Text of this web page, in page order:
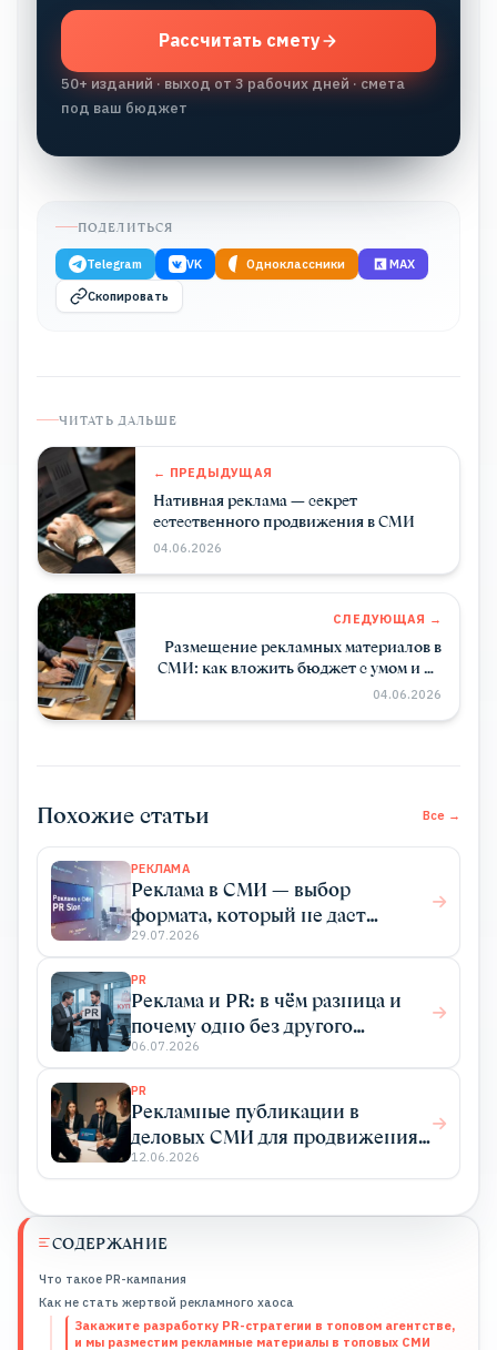
СОДЕРЖАНИЕ
Что такое PR-кампания
Как не стать жертвой рекламного хаоса
Закажите разработку PR-стратегии в топовом агентстве,
и мы разместим рекламные материалы в топовых СМИ
Рассчитать смету
50+ изданий · выход от 3 рабочих дней · смета
под ваш бюджет
ПОДЕЛИТЬСЯ
Telegram VK Одноклассники MAX
Скопировать
ЧИТАТЬ ДАЛЬШЕ
← ПРЕДЫДУЩАЯ
Нативная реклама — секрет
естественного продвижения в СМИ
04.06.2026
СЛЕДУЮЩАЯ →
Размещение рекламных материалов в
СМИ: как вложить бюджет с умом и не
платить за «воздух»
04.06.2026
Похожие статьи Все →
РЕКЛАМА
Реклама в СМИ — выбор
формата, который не даст
конкурентам перехватить
клиентов
29.07.2026
PR
Реклама и PR: в чём разница и
почему одно без другого
работает хуже
06.07.2026
PR
Рекламные публикации в
деловых СМИ для продвижения
бизнеса
12.06.2026